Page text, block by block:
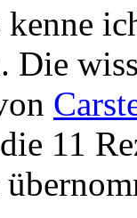
kenne
Die
11